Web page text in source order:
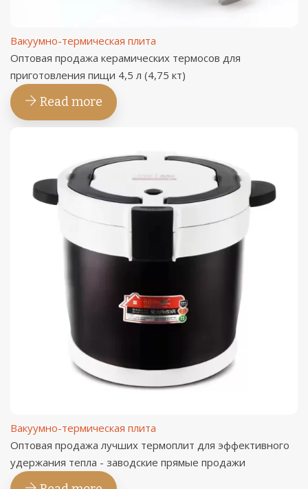
Вакуумно-термическая плита
Оптовая продажа керамических термосов для
приготовления пищи 4,5 л (4,75 кт)
Read more
Вакуумно-термическая плита
Оптовая продажа лучших термоплит для эффективного
удержания тепла - заводские прямые продажи